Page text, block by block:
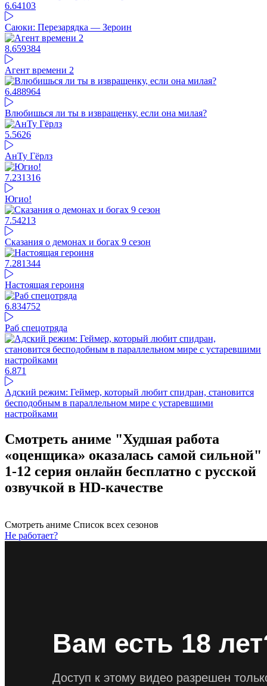
6.64103
Саюки: Перезарядка — Зероин
8.659384
Агент времени 2
6.488964
Влюбишься ли ты в извращенку, если она милая?
5.5626
АнТу Гёрлз
7.231316
Югио!
7.54213
Сказания о демонах и богах 9 сезон
7.281344
Настоящая героиня
6.834752
Раб спецотряда
6.871
Адский режим: Геймер, который любит спидран, становится
бесподобным в параллельном мире с устаревшими
настройками
Смотреть аниме "Худшая работа
«оценщика» оказалась самой сильной"
1-12 серия онлайн бесплатно с русской
озвучкой в HD-качестве
Смотреть аниме Список всех сезонов
Не работает?